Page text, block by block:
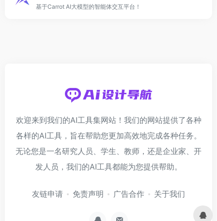
基于Carrot AI大模型的智能体交互平台！
欢迎来到我们的AI工具集网站！我们的网站提供了各种
各样的AI工具，旨在帮助您更加高效地完成各种任务。
无论您是一名研究人员、学生、教师，还是企业家、开
发人员，我们的AI工具都能为您提供帮助。
友链申请 免责声明 广告合作 关于我们